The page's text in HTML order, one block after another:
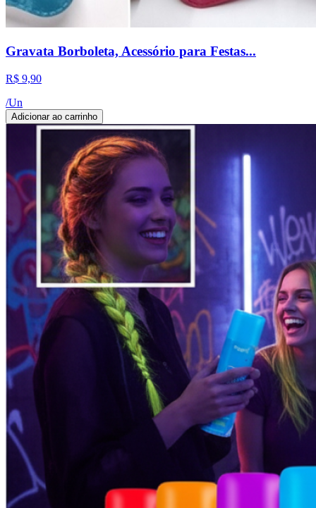
Gravata Borboleta, Acessório para Festas...
R$ 9,90
/Un
Adicionar ao carrinho